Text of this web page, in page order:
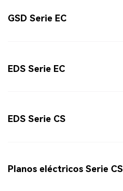
GSD Serie EC
EDS Serie EC
EDS Serie CS
Planos eléctricos Serie CS